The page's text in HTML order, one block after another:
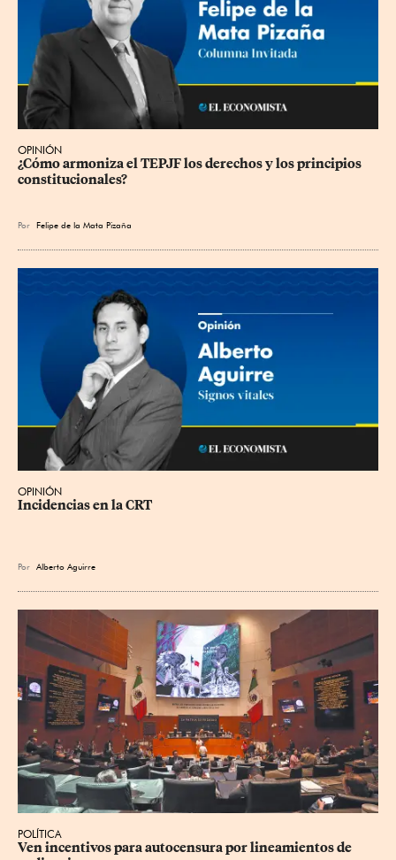
OPINIÓN
¿Cómo armoniza el TEPJF los derechos y los principios
constitucionales?
Por Felipe de la Mata Pizaña
OPINIÓN
Incidencias en la CRT
Por Alberto Aguirre
POLÍTICA
Ven incentivos para autocensura por lineamientos de